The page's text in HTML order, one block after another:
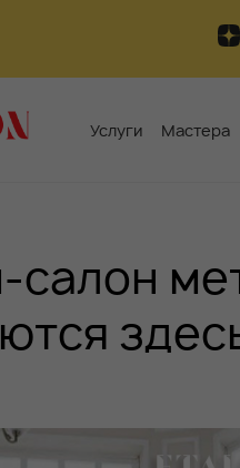
Услуги Мастера
салон